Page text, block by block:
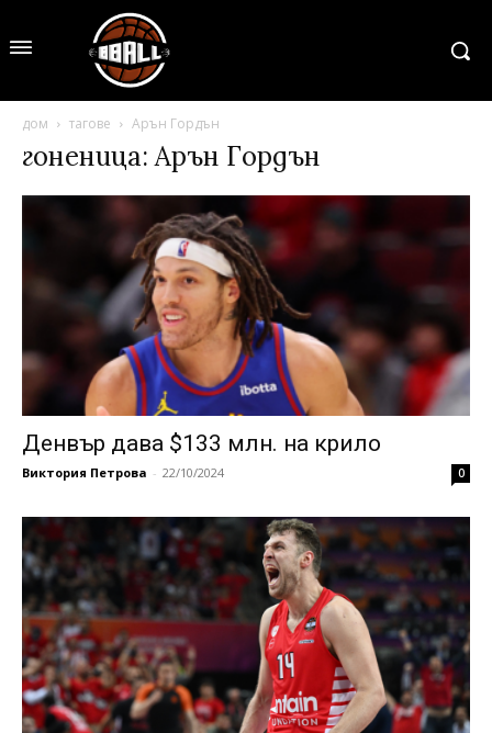
дом тагове Арън Гордън
гоненица: Арън Гордън
Денвър дава $133 млн. на крило
Виктория Петрова - 22/10/2024 0